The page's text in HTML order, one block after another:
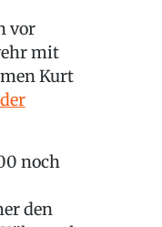
vor
mit
Kurt
noch
den